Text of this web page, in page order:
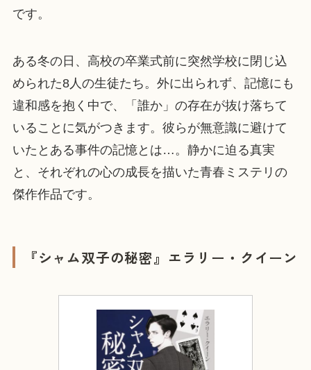
です。
ある冬の日、高校の卒業式前に突然学校に閉じ込
められた8人の生徒たち。外に出られず、記憶にも
違和感を抱く中で、「誰か」の存在が抜け落ちて
いることに気がつきます。彼らが無意識に避けて
いたとある事件の記憶とは…。静かに迫る真実
と、それぞれの心の成長を描いた青春ミステリの
傑作作品です。
『シャム双子の秘密』エラリー・クイーン